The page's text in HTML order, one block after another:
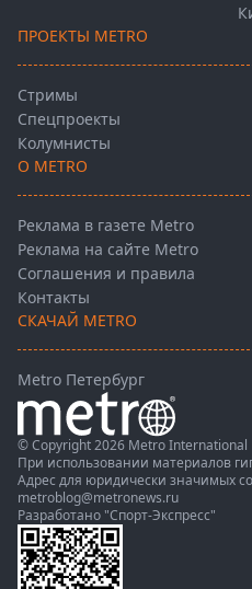
ПРОЕКТЫ METRO
Стримы
Спецпроекты
Колумнисты
О METRO
Реклама в газете Metro
Реклама на сайте Metro
Соглашения и правила
Контакты
СКАЧАЙ METRO
Metro Петербург
© Copyright 2026 Metro International
При использовании материалов
Адрес для юридически значимых
metroblog@metronews.ru
Разработано "Спорт-Экспресс"